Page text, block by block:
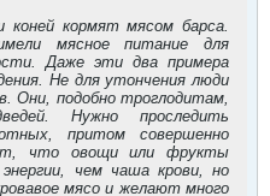
коней кормят мясом барса.
мясное питание для
Даже эти два примера
Не для утончения люди
Они, подобно троглодитам,
Нужно проследить
притом совершенно
что овощи или фрукты
чем чаша крови, но
мясо и желают много